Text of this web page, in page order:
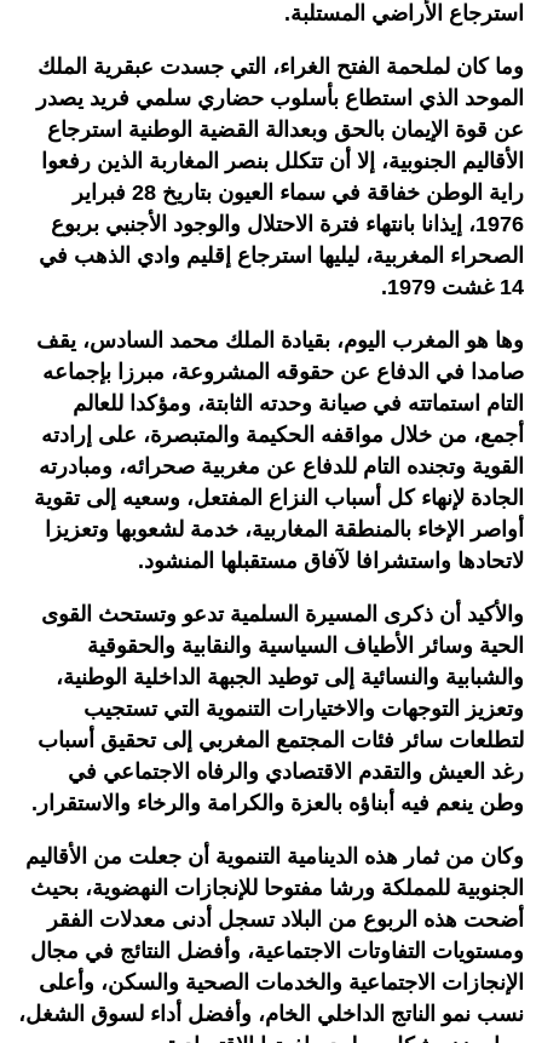
استرجاع الأراضي المستلبة.
وما كان لملحمة الفتح الغراء، التي جسدت عبقرية الملك
الموحد الذي استطاع بأسلوب حضاري سلمي فريد يصدر
عن قوة الإيمان بالحق وبعدالة القضية الوطنية استرجاع
الأقاليم الجنوبية، إلا أن تتكلل بنصر المغاربة الذين رفعوا
راية الوطن خفاقة في سماء العيون بتاريخ 28 فبراير
1976، إيذانا بانتهاء فترة الاحتلال والوجود الأجنبي بربوع
الصحراء المغربية، ليليها استرجاع إقليم وادي الذهب في
14 غشت 1979.
وها هو المغرب اليوم، بقيادة الملك محمد السادس، يقف
صامدا في الدفاع عن حقوقه المشروعة، مبرزا بإجماعه
التام استماتته في صيانة وحدته الثابتة، ومؤكدا للعالم
أجمع، من خلال مواقفه الحكيمة والمتبصرة، على إرادته
القوية وتجنده التام للدفاع عن مغربية صحرائه، ومبادرته
الجادة لإنهاء كل أسباب النزاع المفتعل، وسعيه إلى تقوية
أواصر الإخاء بالمنطقة المغاربية، خدمة لشعوبها وتعزيزا
لاتحادها واستشرافا لآفاق مستقبلها المنشود.
والأكيد أن ذكرى المسيرة السلمية تدعو وتستحث القوى
الحية وسائر الأطياف السياسية والنقابية والحقوقية
والشبابية والنسائية إلى توطيد الجبهة الداخلية الوطنية،
وتعزيز التوجهات والاختيارات التنموية التي تستجيب
لتطلعات سائر فئات المجتمع المغربي إلى تحقيق أسباب
رغد العيش والتقدم الاقتصادي والرفاه الاجتماعي في
وطن ينعم فيه أبناؤه بالعزة والكرامة والرخاء والاستقرار.
وكان من ثمار هذه الدينامية التنموية أن جعلت من الأقاليم
الجنوبية للمملكة ورشا مفتوحا للإنجازات النهضوية، بحيث
أضحت هذه الربوع من البلاد تسجل أدنى معدلات الفقر
ومستويات التفاوتات الاجتماعية، وأفضل النتائج في مجال
الإنجازات الاجتماعية والخدمات الصحية والسكن، وأعلى
نسب نمو الناتج الداخلي الخام، وأفضل أداء لسوق الشغل،